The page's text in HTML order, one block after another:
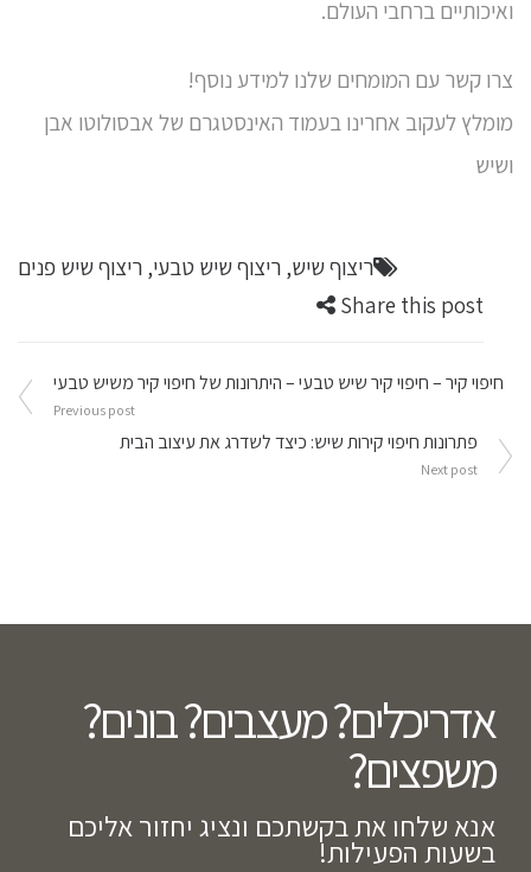
ואיכותיים ברחבי העולם.
צרו קשר עם המומחים שלנו למידע נוסף!
מומלץ לעקוב אחרינו בעמוד האינסטגרם של אבסולוטו אבן
ושיש
ריצוף שיש, ריצוף שיש טבעי, ריצוף שיש פנים
Share this post
ניווט
חיפוי קיר – חיפוי קיר שיש טבעי – היתרונות של חיפוי קיר משיש טבעי
Previous post
פתרונות חיפוי קירות שיש: כיצד לשדרג את עיצוב הבית
Next post
אדריכלים? מעצבים? בונים?
משפצים?​
אנא שלחו את בקשתכם ונציג יחזור אליכם
בשעות הפעילות!